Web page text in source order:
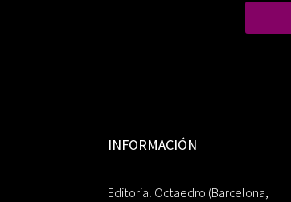
INFORMACIÓN
Editorial Octaedro (Barcelona,